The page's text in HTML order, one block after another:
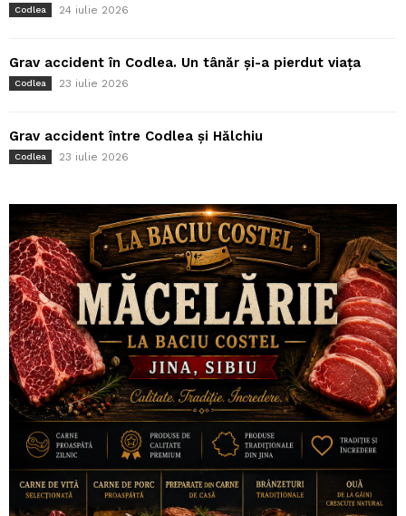
Codlea 24 iulie 2026
Grav accident în Codlea. Un tânăr și-a pierdut viața
Codlea 23 iulie 2026
Grav accident între Codlea și Hălchiu
Codlea 23 iulie 2026